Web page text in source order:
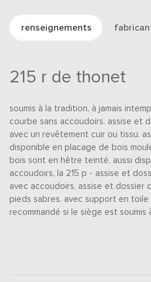
renseignements
215 r de thonet
soumis à la tradition, à jamais
courbe sans accoudoirs. assise et
avec un revêtement cuir ou tissu.
disponible en placage de bois
bois sont en hêtre teinté. aussi
accoudoirs, la 215 p - assise et
avec accoudoirs, assise et dossier
pieds sabres. avec support en
recommandé si le siège est soumis